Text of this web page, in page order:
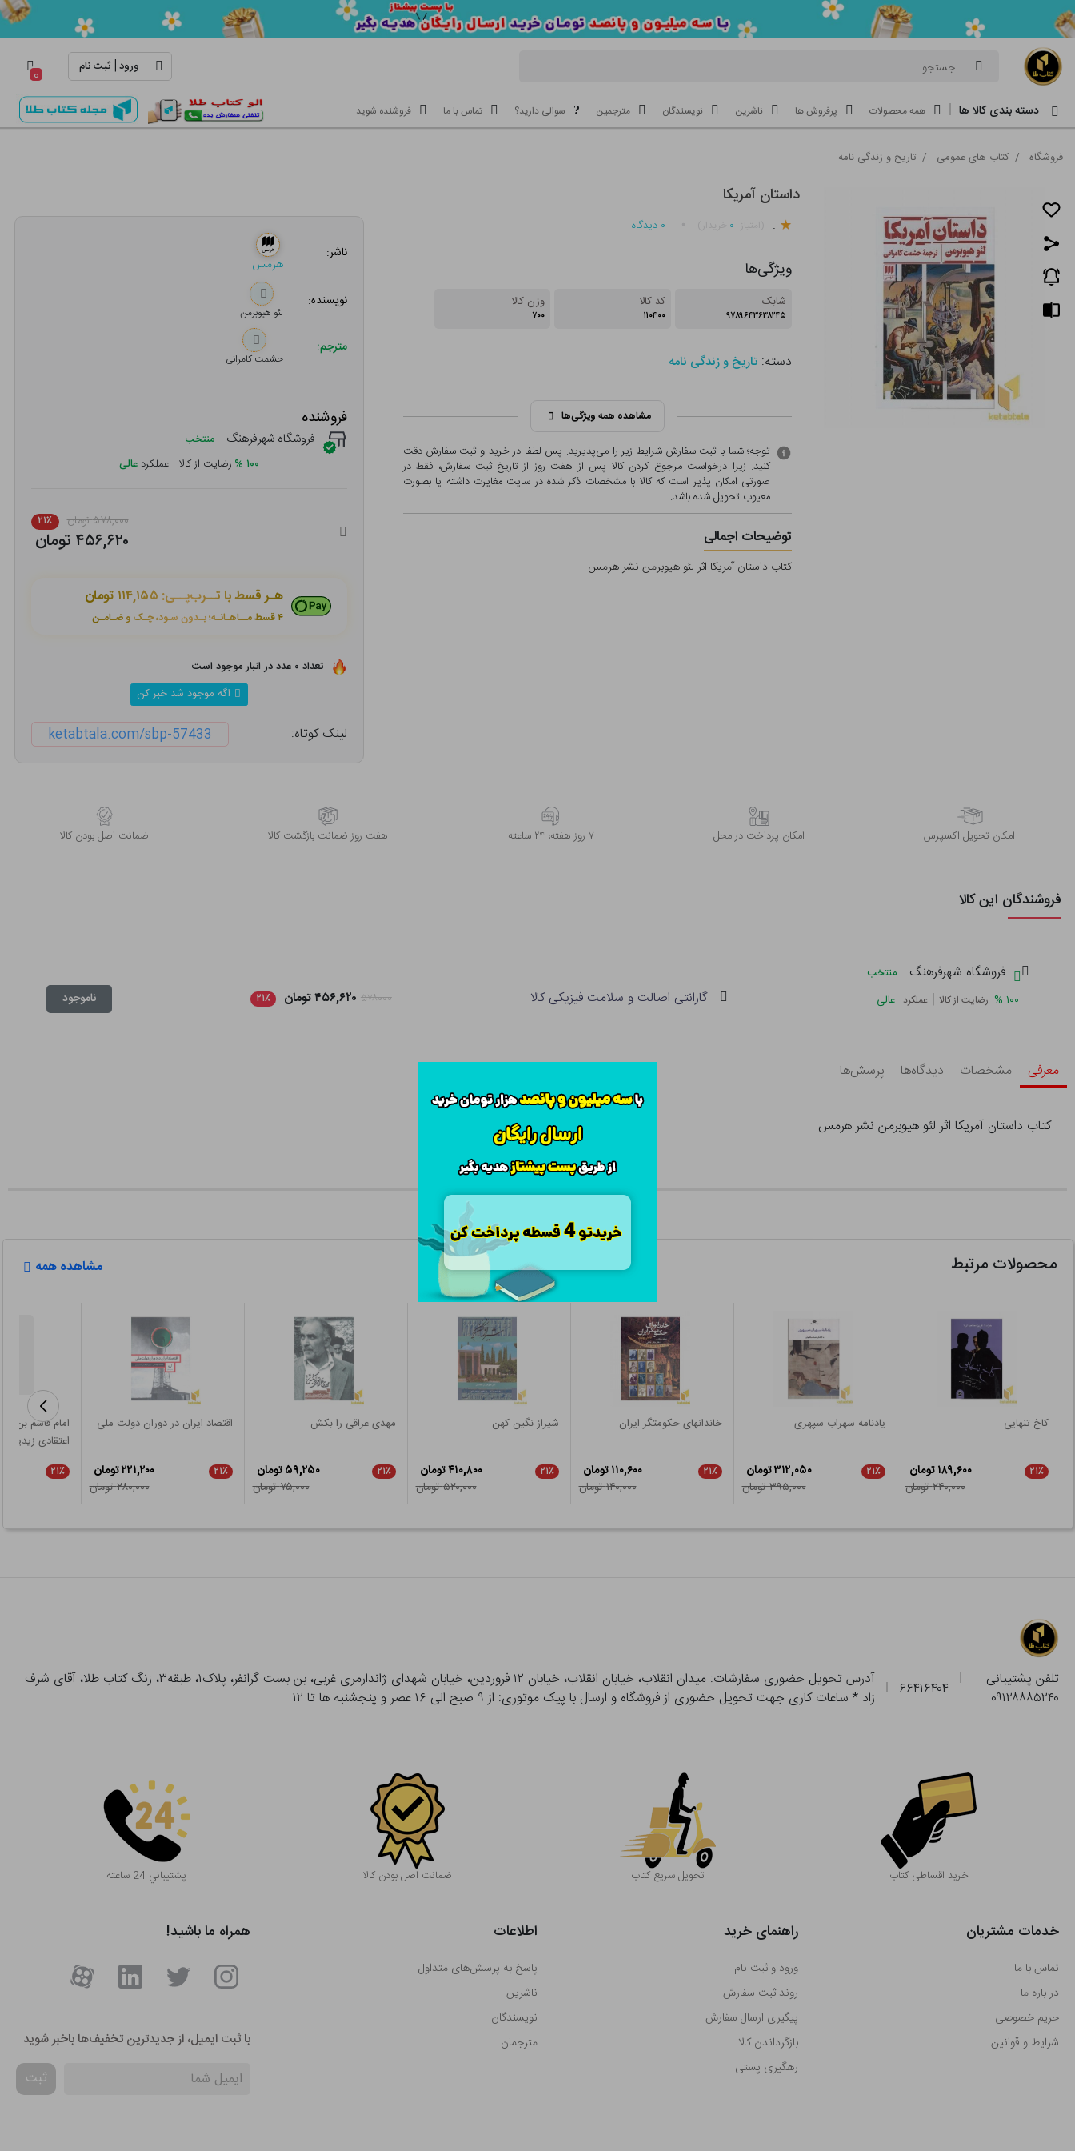
جستجو ورود| ثبت نام ۰
دسته بندی کالا ها همه محصولات پرفروش ها ناشرین نویسندگان مترجمین سوالی دارید؟ تماس با ما فروشنده شوید
فروشگاه / کتاب های عمومی / تاریخ و زندگی نامه
داستان آمریکا
. ۰ ۰ دیدگاه
ویژگی‌ها
شابک
۹۷۸۹۶۴۳۶۳۸۲۴۵
کد کالا
۱۱۰۴۰۰
وزن کالا
۷۰۰
دسته: تاریخ و زندگی نامه
مشاهده همه ویژگی‌ها
توجه؛ شما با ثبت سفارش شرایط زیر را می‌پذیرید. پس لطفا در خرید و ثبت سفارش دقت
کنید. زیرا درخواست مرجوع کردن کالا پس از هفت روز از تاریخ ثبت سفارش، فقط در
صورتی امکان پذیر است که کالا با مشخصات ذکر شده در سایت مغایرت داشته یا بصورت
معيوب تحویل شده باشد.
توضیحات اجمالی
کتاب داستان آمریکا اثر لئو هیوبرمن نشر هرمس
ناشر:
هرمس
نویسنده:
لئو هیوبرمن
مترجم:
حشمت کامرانی
فروشنده
فروشگاه شهرفرهنگ منتخب
۱۰۰ % رضایت از کالا | عملکرد عالی
۵۷۸,۰۰۰ تومان ۲۱٪
۴۵۶,۶۲۰ تومان
هـر قسط با تــرب‌پــی: ۱۱۴,۱۵۵ تومان
۴ قسط مــاهـانـه؛ بـدون سـود، چـک و ضـامـن
تعداد ۰ عدد در انبار موجود است
اگه موجود شد خبر کن
لینک کوتاه: ketabtala.com/sbp-57433
اﻣﮑﺎن ﺗﺤﻮﯾﻞ اﮐﺴﭙﺮس امکان پرداخت در محل ۷ روز ﻫﻔﺘﻪ، ۲۴ ﺳﺎﻋﺘﻪ هفت روز ضمانت بازگشت کالا ﺿﻤﺎﻧﺖ اﺻﻞ ﺑﻮدن ﮐﺎﻟﺎ
فروشندگان این کالا
فروشگاه شهرفرهنگ
منتخب
۱۰۰ % رضایت از کالا | عملکرد عالی گارانتی اصالت و سلامت فیزیکی کالا ۵۷۸۰۰۰ ۴۵۶,۶۲۰ تومان ۲۱٪ ناموجود
معرفی مشخصات دیدگاه‌ها پرسش‌ها
کتاب داستان آمریکا اثر لئو هیوبرمن نشر هرمس
محصولات مرتبط مشاهده همه
کاخ تنهایی
۲۱٪
۱۸۹,۶۰۰ تومان
۲۴۰,۰۰۰ تومان
یادنامه سهراب سپهری
۲۱٪
۳۱۲,۰۵۰ تومان
۳۹۵,۰۰۰ تومان
خاندانهای حکومتگر ایران
۲۱٪
۱۱۰,۶۰۰ تومان
۱۴۰,۰۰۰ تومان
شیراز نگین کهن
۲۱٪
۴۱۰,۸۰۰ تومان
۵۲۰,۰۰۰ تومان
مهدی عراقی را بکش
۲۱٪
۵۹,۲۵۰ تومان
۷۵,۰۰۰ تومان
اقتصاد ایران در دوران دولت ملی
۲۱٪
۲۲۱,۲۰۰ تومان
۲۸۰,۰۰۰ تومان
امام قاسم بن
اعتقادی زیدیه
۲۱٪
تلفن پشتیبانی
۰۹۱۲۸۸۸۵۲۴۰
۶۶۴۱۶۴۰۴
آدرس تحویل حضوری سفارشات: میدان انقلاب، خیابان انقلاب، خیابان ۱۲ فروردین، خیابان شهدای ژاندارمری غربی، بن بست گرانفر، پلاک۱، طبقه۳، زنگ کتاب طلا، آقای شرف
زاد * ساعات کاری جهت تحویل حضوری از فروشگاه و ارسال با پیک موتوری: از ۹ صبح الی ۱۶ عصر و پنجشنبه ها تا ۱۲
خرید اقساطی کتاب تحویل سریع کتاب
بصورت حضوری از آدرس تحویل حضوری سفارش خود را بدون هیچ هزینه ای تحویل بگیرید.
ضمانت اصل بودن کالا پشتيباني 24 ساعته
خدمات مشتریان
تماس با ما
در باره ما
حریم خصوصی
شرایط و قوانین
راهنمای خرید
ورود و ثبت نام
روند ثبت سفارش
پیگیری ارسال سفارش
بازگرداندن کالا
رهگیری پستی
اطلاعات
پاسخ به پرسش‌های متداول
ناشرین
نویسندگان
مترجمان
همراه ما باشید!
با ثبت ایمیل، از جدید‌ترین تخفیف‌ها با‌خبر شوید
ثبت